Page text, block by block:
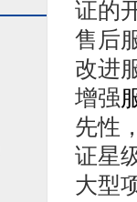
证的
售后
改进
增强
先性
证星
大型